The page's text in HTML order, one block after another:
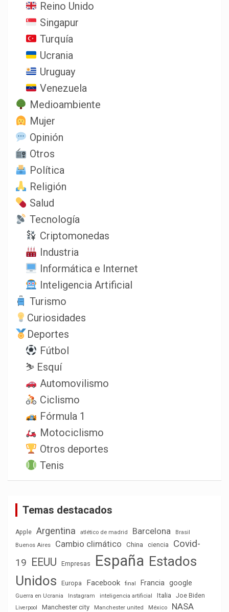
Reino Unido
Singapur
Turquía
Ucrania
Uruguay
Venezuela
Medioambiente
Mujer
Opinión
Otros
Política
Religión
Salud
Tecnología
Criptomonedas
Industria
Informática e Internet
Inteligencia Artificial
Turismo
Curiosidades
Deportes
Fútbol
⛷️ Esquí
Automovilismo
Ciclismo
Fórmula 1
Motociclismo
Otros deportes
Tenis
Temas destacados
Apple Argentina atlético de madrid Barcelona
Brasil
Buenos Aires
Cambio climático China ciencia
Covid-
19 EEUU Empresas España Estados
Unidos
Europa Facebook final Francia google
Guerra en Ucrania Instagram inteligencia artificial Italia Joe Biden
Liverpool Manchester city Manchester united México NASA